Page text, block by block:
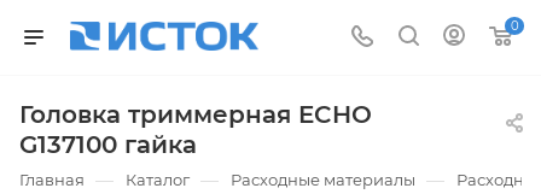
0
Головка триммерная ECHO
G137100 гайка
Главная — Каталог — Расходные материалы —